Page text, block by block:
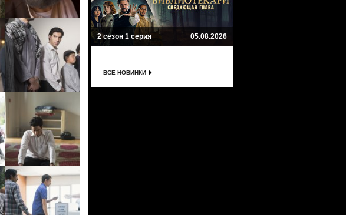
2 сезон 1 серия 05.08.2026
ВСЕ НОВИНКИ